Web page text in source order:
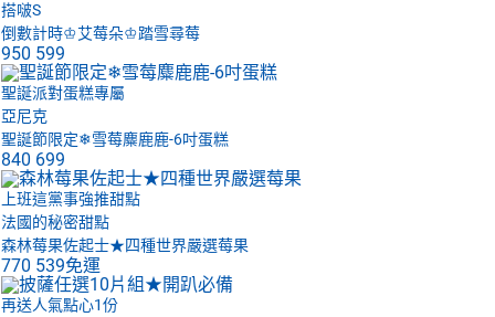
搭啵S
倒數計時♔艾莓朵♔踏雪尋莓
950 599
聖誕派對蛋糕專屬
亞尼克
聖誕節限定❄雪莓麋鹿鹿-6吋蛋糕
840 699
上班這黨事強推甜點
法國的秘密甜點
森林莓果佐起士★四種世界嚴選莓果
770 539免運
再送人氣點心1份